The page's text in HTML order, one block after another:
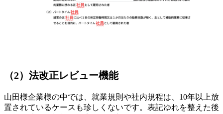
（2）法改正レビュー機能
山田様企業様の中では、就業規則や社内規程は、10年以上放
置されているケースも珍しくないです。表記ゆれを整えた後